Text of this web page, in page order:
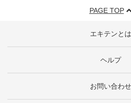
PAGE TOP
エキテンとは
ヘルプ
お問い合わせ